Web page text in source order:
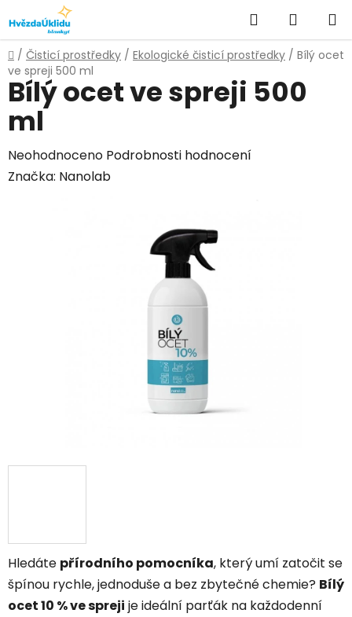
na
obsah
Hledat
KOŠÍK
Domů
/ Čisticí prostředky / Ekologické čisticí prostředky / Bílý ocet
ve spreji 500 ml
Hledáte přírodního pomocníka, který umí zatočit se
špínou rychle, jednoduše a bez zbytečné chemie? Bílý
ocet 10 % ve spreji je ideální parťák na každodenní
Bílý ocet ve spreji 500
ml
Průměrné
hodnocení
Neohodnoceno Podrobnosti hodnocení
Značka: Nanolab